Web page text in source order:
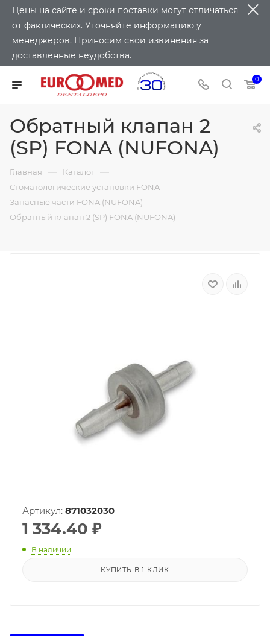
Цены на сайте и сроки поставки могут отличаться
от фактических. Уточняйте информацию у
менеджеров. Приносим свои извинения за
доставленные неудобства.
0
Обратный клапан 2
(SP) FONA (NUFONA)
Главная — Каталог —
Стоматологические установки FONA —
Запасные части FONA (NUFONA) —
Обратный клапан 2 (SP) FONA (NUFONA)
Артикул: 871032030
1 334.40 ₽
В наличии
КУПИТЬ В 1 КЛИК